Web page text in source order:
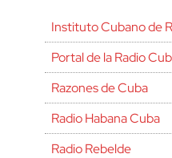
Instituto Cubano de
Portal de la Radio
Razones de Cuba
Radio Habana Cuba
Radio Rebelde